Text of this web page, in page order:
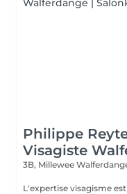
Philippe
Visagiste
3B, Millewee
L'expertise visagisme